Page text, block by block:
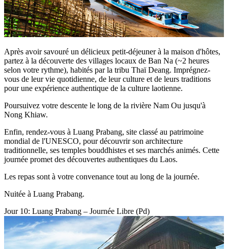
Après avoir savouré un délicieux petit-déjeuner à la maison d'hôtes,
partez à la découverte des villages locaux de Ban Na (~2 heures
selon votre rythme), habités par la tribu Thaï Deang. Imprégnez-
vous de leur vie quotidienne, de leur culture et de leurs traditions
pour une expérience authentique de la culture laotienne.
Poursuivez votre descente le long de la rivière Nam Ou jusqu'à
Nong Khiaw.
Enfin, rendez-vous à Luang Prabang, site classé au patrimoine
mondial de l'UNESCO, pour découvrir son architecture
traditionnelle, ses temples bouddhistes et ses marchés animés. Cette
journée promet des découvertes authentiques du Laos.
Les repas sont à votre convenance tout au long de la journée.
Nuitée à Luang Prabang.
Jour 10: Luang Prabang – Journée Libre (Pd)